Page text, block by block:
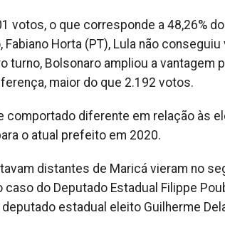
votos, o que corresponde a 48,26%
Horta (PT), Lula não
turno, Bolsonaro ampliou a vantagem
maior do que 2.192 votos.
comportado diferente em relação às
o atual prefeito em 2020.
distantes de Maricá vieram no
caso do Deputado Estadual Filippe
estadual eleito Guilherme